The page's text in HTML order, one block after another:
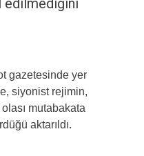
edilmediğini
gazetesinde yer
siyonist rejimin,
mutabakata
aktarıldı.